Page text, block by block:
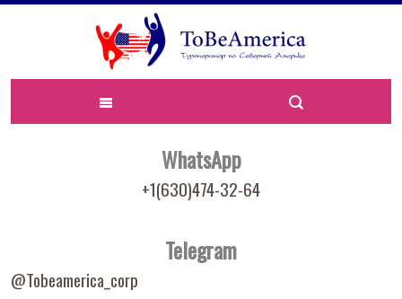
WhatsApp
+1(630)474-32-64
Telegram
@Tobeamerica_corp